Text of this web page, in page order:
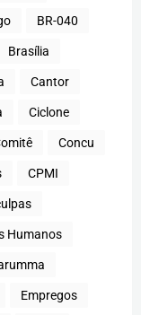
BR-040
Brasília
Cantor
Ciclone
Concu
CPMI
Humanos
Empregos